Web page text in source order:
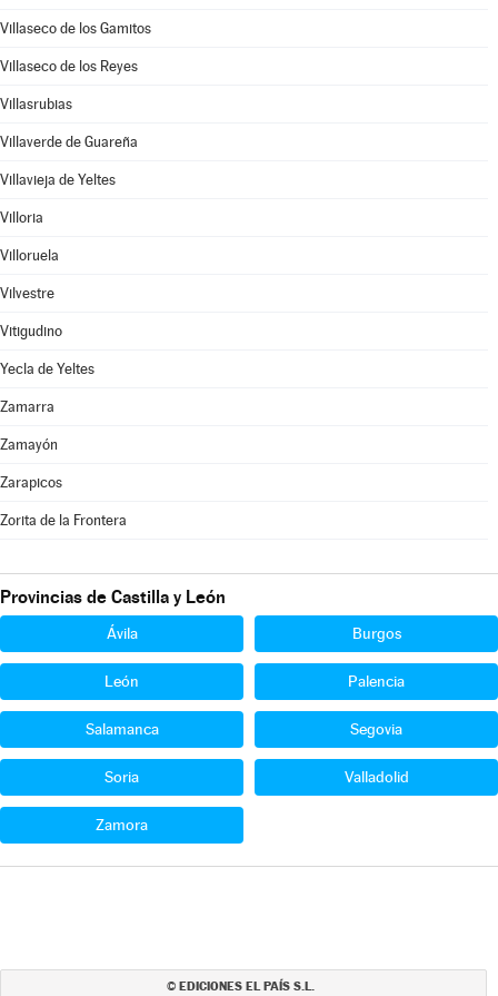
Villaseco de los Gamitos
Villaseco de los Reyes
Villasrubias
Villaverde de Guareña
Villavieja de Yeltes
Villoria
Villoruela
Vilvestre
Vitigudino
Yecla de Yeltes
Zamarra
Zamayón
Zarapicos
Zorita de la Frontera
Provincias de Castilla y León
Ávila Burgos
León Palencia
Salamanca Segovia
Soria Valladolid
Zamora
© EDICIONES EL PAÍS S.L.